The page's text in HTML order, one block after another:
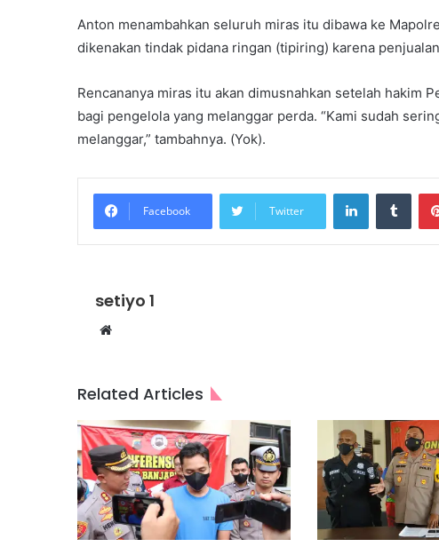
Anton menambahkan seluruh miras itu dibawa ke
dikenakan tindak pidana ringan (tipiring) karena
Rencananya miras itu akan dimusnahkan setelah hakim
bagi pengelola yang melanggar perda. “Kami sudah
melanggar,” tambahnya. (Yok).
Facebook Twitter
LinkedIn
setiyo 1
Website
Related Articles